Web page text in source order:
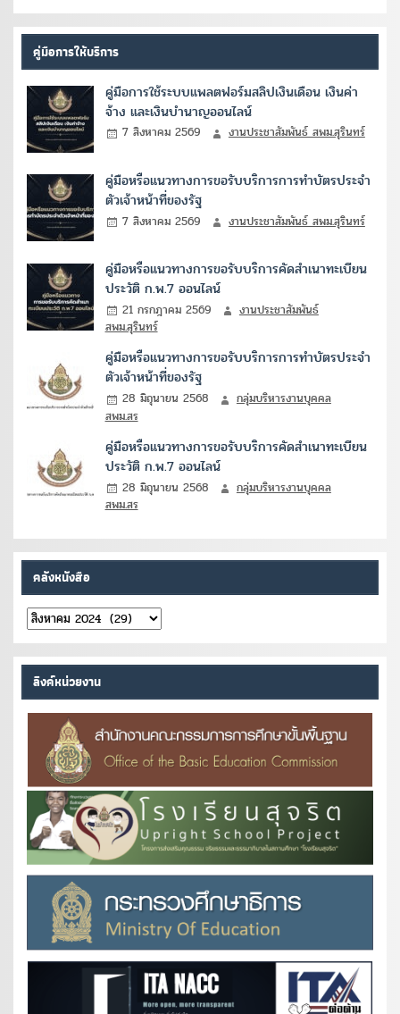
คู่มือการให้บริการ
คู่มือการใช้ระบบแพลตฟอร์มสลิปเงินเดือน เงินค่า
จ้าง และเงินบำนาญออนไลน์
7 สิงหาคม 2569 งานประชาสัมพันธ์ สพม.สุรินทร์
คู่มือหรือแนวทางการขอรับบริการการทำบัตรประจำ
ตัวเจ้าหน้าที่ของรัฐ
7 สิงหาคม 2569 งานประชาสัมพันธ์ สพม.สุรินทร์
คู่มือหรือแนวทางการขอรับบริการคัดสำเนาทะเบียน
ประวัติ ก.พ.7 ออนไลน์
21 กรกฎาคม 2569
งานประชาสัมพันธ์
สพม.สุรินทร์
คู่มือหรือแนวทางการขอรับบริการการทำบัตรประจำ
ตัวเจ้าหน้าที่ของรัฐ
28 มิถุนายน 2568
กลุ่มบริหารงานบุคคล
สพม.สร
คู่มือหรือแนวทางการขอรับบริการคัดสำเนาทะเบียน
ประวัติ ก.พ.7 ออนไลน์
28 มิถุนายน 2568
กลุ่มบริหารงานบุคคล
สพม.สร
คลังหนังสือ
คลัง
หนังสือ
ลิงค์หน่วยงาน